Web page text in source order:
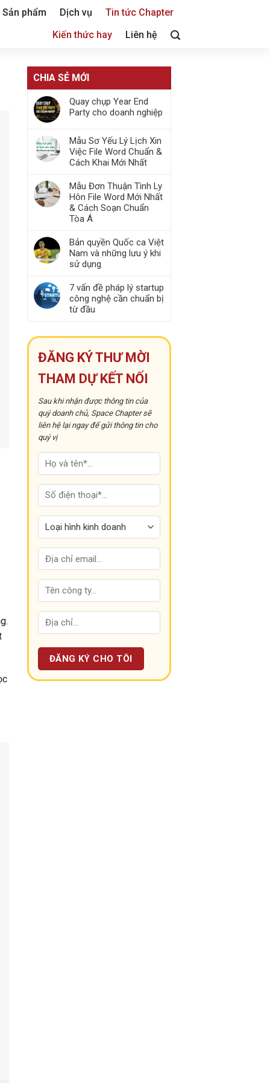
Sản phẩm Dịch vụ
Tin tức Chapter
Kiến thức hay
Liên hệ
CHIA SẺ MỚI
Quay chụp Year End
Party cho doanh nghiệp
Mẫu Sơ Yếu Lý Lịch Xin
Việc File Word Chuẩn &
Cách Khai Mới Nhất
Mẫu Đơn Thuận Tình Ly
Hôn File Word Mới Nhất
& Cách Soạn Chuẩn
Tòa Á
Bản quyền Quốc ca Việt
Nam và những lưu ý khi
sử dụng
7 vấn đề pháp lý startup
công nghệ cần chuẩn bị
từ đầu
ĐĂNG KÝ THƯ MỜI
THAM DỰ KẾT NỐI
Sau khi nhận được thông tin của
quý doanh chủ, Space Chapter sẽ
liên hệ lại ngay để gửi thông tin cho
quý vị